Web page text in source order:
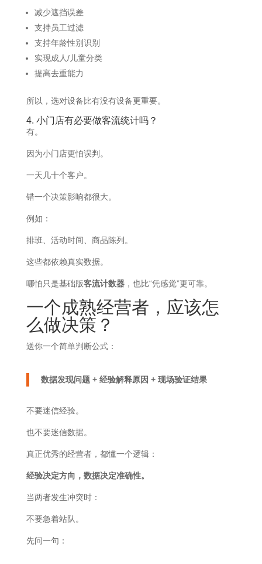
减少遮挡误差
支持员工过滤
支持年龄性别识别
实现成人/儿童分类
提高去重能力
所以，选对设备比有没有设备更重要。
4. 小门店有必要做客流统计吗？
有。
因为小门店更怕误判。
一天几十个客户。
错一个决策影响都很大。
例如：
排班、活动时间、商品陈列。
这些都依赖真实数据。
哪怕只是基础版客流计数器，也比“凭感觉”更可靠。
一个成熟经营者，应该怎
么做决策？
送你一个简单判断公式：
数据发现问题 + 经验解释原因 + 现场验证结果
不要迷信经验。
也不要迷信数据。
真正优秀的经营者，都懂一个逻辑：
经验决定方向，数据决定准确性。
当两者发生冲突时：
不要急着站队。
先问一句：